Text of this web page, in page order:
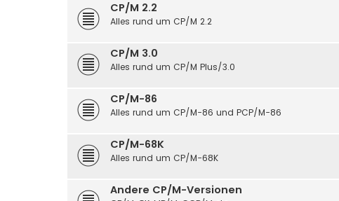
CP/M 2.2
Alles rund um CP/M 2.2
CP/M 3.0
Alles rund um CP/M Plus/3.0
CP/M-86
Alles rund um CP/M-86 und PCP/M-86
CP/M-68K
Alles rund um CP/M-68K
Andere CP/M-Versionen